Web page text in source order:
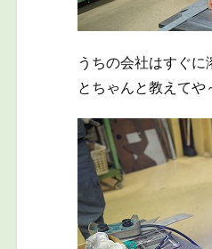
うちの会社はすぐ
とちゃんと教えてや